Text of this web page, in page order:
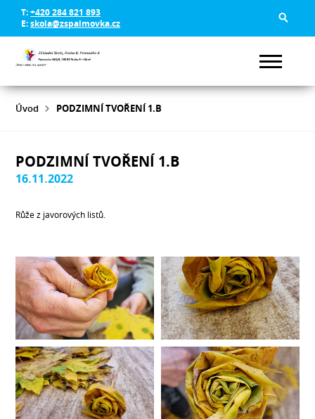
T:+420 284 821 893
E:skola@zspalmovka.cz
Úvod PODZIMNÍ TVOŘENÍ 1.B
PODZIMNÍ TVOŘENÍ 1.B
16.11.2022
Růže z javorových listů.